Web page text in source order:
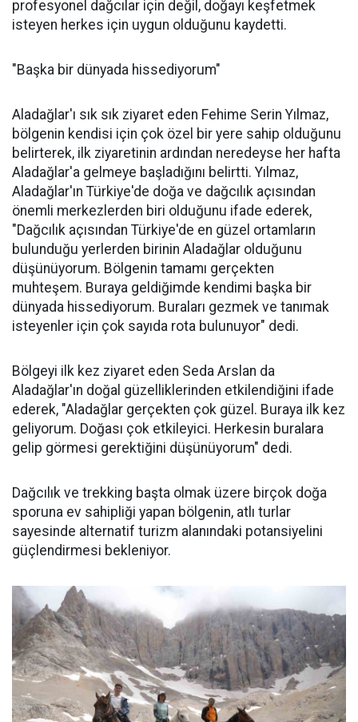
profesyonel dağcılar için değil, doğayı keşfetmek
isteyen herkes için uygun olduğunu kaydetti.
"Başka bir dünyada hissediyorum"
Aladağlar'ı sık sık ziyaret eden Fehime Serin Yılmaz,
bölgenin kendisi için çok özel bir yere sahip olduğunu
belirterek, ilk ziyaretinin ardından neredeyse her hafta
Aladağlar'a gelmeye başladığını belirtti. Yılmaz,
Aladağlar'ın Türkiye'de doğa ve dağcılık açısından
önemli merkezlerden biri olduğunu ifade ederek,
"Dağcılık açısından Türkiye'de en güzel ortamların
bulunduğu yerlerden birinin Aladağlar olduğunu
düşünüyorum. Bölgenin tamamı gerçekten
muhteşem. Buraya geldiğimde kendimi başka bir
dünyada hissediyorum. Buraları gezmek ve tanımak
isteyenler için çok sayıda rota bulunuyor" dedi.
Bölgeyi ilk kez ziyaret eden Seda Arslan da
Aladağlar'ın doğal güzelliklerinden etkilendiğini ifade
ederek, "Aladağlar gerçekten çok güzel. Buraya ilk kez
geliyorum. Doğası çok etkileyici. Herkesin buralara
gelip görmesi gerektiğini düşünüyorum" dedi.
Dağcılık ve trekking başta olmak üzere birçok doğa
sporuna ev sahipliği yapan bölgenin, atlı turlar
sayesinde alternatif turizm alanındaki potansiyelini
güçlendirmesi bekleniyor.